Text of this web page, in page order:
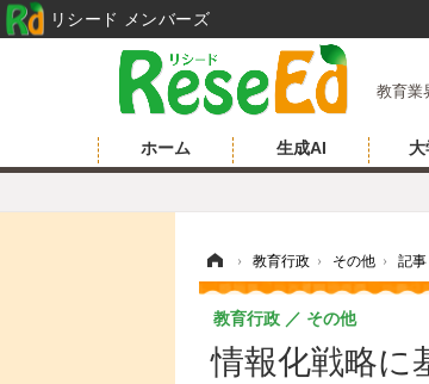
教育業
ホーム 生成AI
› 教育行政 › その他 › 記事
情報化戦略に
教育行政 その他
リシード メンバーズ